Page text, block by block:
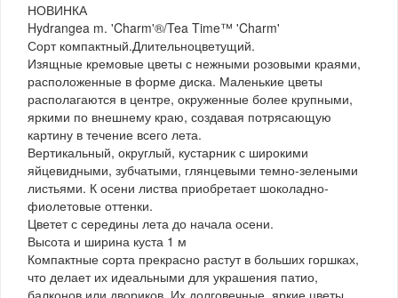
НОВИНКА
Hydrangea m. 'Charm'®/Tea Time™ 'Charm'
Сорт компактный.Длительноцветущий.
Изящные кремовые цветы с нежными розовыми краями,
расположенные в форме диска. Маленькие цветы
располагаются в центре, окруженные более крупными,
яркими по внешнему краю, создавая потрясающую
картину в течение всего лета.
Вертикальный, округлый, кустарник с широкими
яйцевидными, зубчатыми, глянцевыми темно-зелеными
листьями. К осени листва приобретает шоколадно-
фиолетовые оттенки.
Цветет с середины лета до начала осени.
Высота и ширина куста 1 м
Компактные сорта прекрасно растут в больших горшках,
что делает их идеальными для украшения патио,